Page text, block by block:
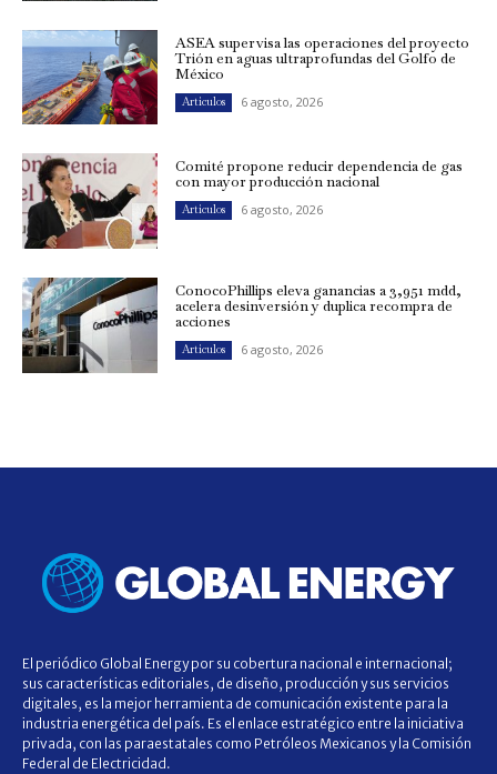
ASEA supervisa las operaciones del proyecto
Trión en aguas ultraprofundas del Golfo de
México
Artículos 6 agosto, 2026
Comité propone reducir dependencia de gas
con mayor producción nacional
Artículos 6 agosto, 2026
ConocoPhillips eleva ganancias a 3,951 mdd,
acelera desinversión y duplica recompra de
acciones
Artículos 6 agosto, 2026
El periódico Global Energy por su cobertura nacional e internacional;
sus características editoriales, de diseño, producción y sus servicios
digitales, es la mejor herramienta de comunicación existente para la
industria energética del país. Es el enlace estratégico entre la iniciativa
privada, con las paraestatales como Petróleos Mexicanos y la Comisión
Federal de Electricidad.